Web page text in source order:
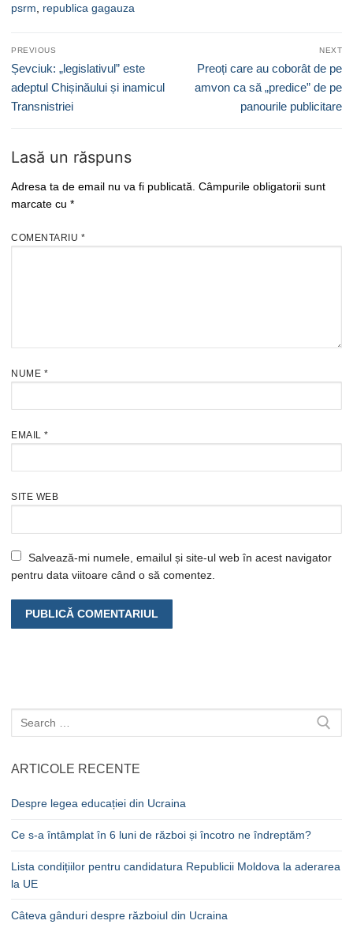
psrm
republica gagauza
Navigare
în
articole
PREVIOUS
Previous
post:
Șevciuk: „legislativul” este
adeptul Chișinăului și inamicul
Transnistriei
NEXT
Next
post:
Preoți care au coborât de pe
amvon ca să „predice” de pe
panourile publicitare
Lasă un răspuns
Adresa ta de email nu va fi publicată. Câmpurile obligatorii sunt
marcate cu *
COMENTARIU *
NUME *
EMAIL *
SITE WEB
Salvează-mi numele, emailul și site-ul web în acest navigator
pentru data viitoare când o să comentez.
Caută
după:
ARTICOLE RECENTE
Despre legea educației din Ucraina
Ce s-a întâmplat în 6 luni de război și încotro ne îndreptăm?
Lista condițiilor pentru candidatura Republicii Moldova la aderarea
la UE
Câteva gânduri despre războiul din Ucraina